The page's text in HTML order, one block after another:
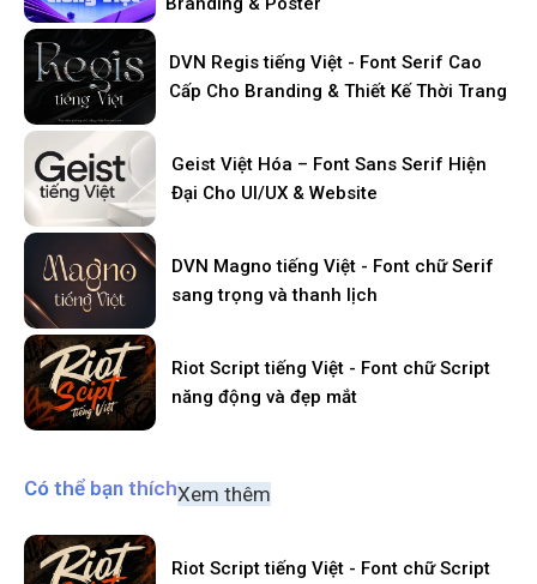
DVN Regis tiếng Việt - Font Serif Cao
Cấp Cho Branding & Thiết Kế Thời Trang
Geist Việt Hóa – Font Sans Serif Hiện
Đại Cho UI/UX & Website
DVN Magno tiếng Việt - Font chữ Serif
sang trọng và thanh lịch
Riot Script tiếng Việt - Font chữ Script
năng động và đẹp mắt
Có thể bạn thíchXem thêm
Riot Script tiếng Việt - Font chữ Script